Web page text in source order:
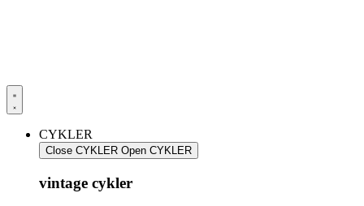
CYKLER
Close CYKLER Open CYKLER
vintage cykler